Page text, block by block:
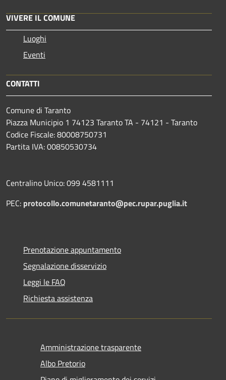
VIVERE IL COMUNE
Luoghi
Eventi
CONTATTI
Comune di Taranto
Piazza Municipio 1 74123 Taranto TA - 74121 - Taranto
Codice Fiscale: 80008750731
Partita IVA: 00850530734
Centralino Unico: 099 4581111
PEC: protocollo.comunetaranto@pec.rupar.puglia.it
Prenotazione appuntamento
Segnalazione disservizio
Leggi le FAQ
Richiesta assistenza
Amministrazione trasparente
Albo Pretorio